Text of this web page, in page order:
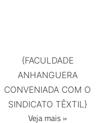
{FACULDADE
ANHANGUERA
CONVENIADA COM O
SINDICATO TÊXTIL}
Veja mais »